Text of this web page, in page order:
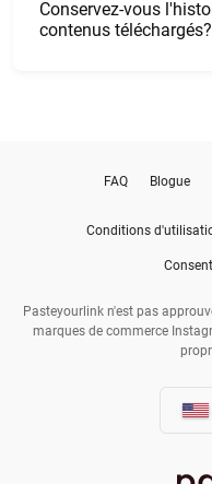
Conservez-vous
contenus téléchargés?
Pasteyourlink n'est pas
marques de commerce
FAQ Blogue
Conditions